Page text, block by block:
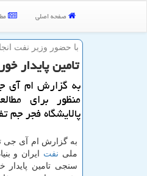
صفحه اصلی
با حضور وزیر نفت
تامین پایدار
به گزارش ام آی
منظور برای
پالایشگاه فجر جم
به گزارش ام آی جی
ملی نفت ایران و
سنجی تامین پایدار